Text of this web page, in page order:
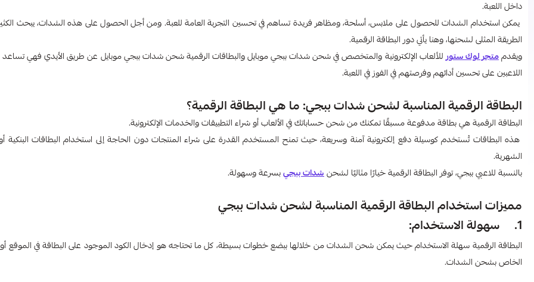
داخل اللعبة.
يمكن استخدام الشدات للحصول على ملابس، أسلحة، ومظاهر فريدة تساهم في تحسين التجربة العامة للعبة. ومن أجل الحصول على هذه الشدات، يبحث
الطريقة المثلى لشحنها، وهنا يأتي دور البطاقة الرقمية.
ويقدممتجر لوك ستورللألعاب الإلكترونية والمتخصص في شحن شدات ببجي موبايل والبطاقات الرقمية شحن شدات ببجي موبايل عن طريق الأيدي فهي
اللاعبين على تحسين أدائهم وفرصتهم في الفوز في اللعبة.
البطاقة الرقمية المناسبة لشحن شدات ببجي: ما هي البطاقة الرقمية؟
البطاقة الرقمية هي بطاقة مدفوعة مسبقًا تمكنك من شحن حساباتك في الألعاب أو شراء التطبيقات والخدمات الإلكترونية.
هذه البطاقات تُستخدم كوسيلة دفع إلكترونية آمنة وسريعة، حيث تمنح المستخدم القدرة على شراء المنتجات دون الحاجة إلى استخدام البطاقات البنكية أو
الشهرية.
بالنسبة للاعبي ببجي، توفر البطاقة الرقمية خيارًا مثاليًا لشحنشدات ببجيبسرعة وسهولة.
مميزات استخدام البطاقة الرقمية المناسبة لشحن شدات ببجي
1. سهولة الاستخدام:
البطاقة الرقمية سهلة الاستخدام حيث يمكن شحن الشدات من خلالها ببضع خطوات بسيطة، كل ما تحتاجه هو إدخال الكود الموجود على البطاقة في الموقع أو
الخاص بشحن الشدات.